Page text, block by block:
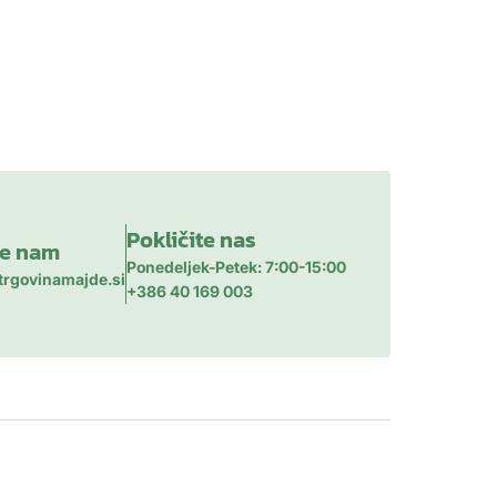
nam Pokličite nas
Ponedeljek-Petek: 7:00-15:00
+386 40 169 003